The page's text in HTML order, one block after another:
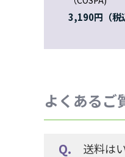
3,190円
よくあるご
送料は